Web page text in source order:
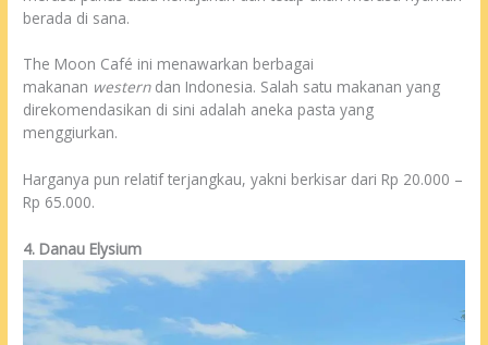
berada di sana.
The Moon Café ini menawarkan berbagai
makanan westerndan Indonesia. Salah satu makanan yang
direkomendasikan di sini adalah aneka pasta yang
menggiurkan.
Harganya pun relatif terjangkau, yakni berkisar dari Rp 20.000 –
Rp 65.000.
4. Danau Elysium